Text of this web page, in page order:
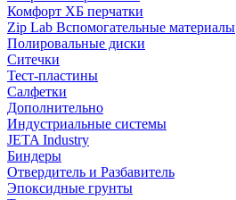
Комфорт ХБ перчатки
Zip Lab Вспомогательные материалы
Полировальные диски
Ситечки
Тест-пластины
Салфетки
Дополнительно
Индустриальные системы
JETA Industry
Биндеры
Отвердитель и Разбавитель
Эпоксидные грунты